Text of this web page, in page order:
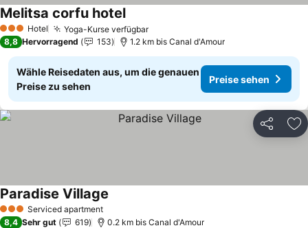
3 SterneHotel Yoga-Kurse verfügbar
Melitsa corfu hotel
8,8 Hervorragend 153 1.2 km bis Canal d'Amour
Wähle Reisedaten aus, um die genauen
Preise zu sehen
Preise sehen
Teilen
3 SterneServiced apartment
Paradise Village
8,4 Sehr gut 619 0.2 km bis Canal d'Amour